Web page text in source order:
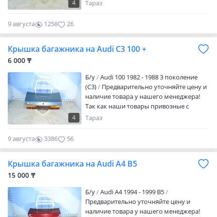
4
перерывом на обед. Без выходных. Вы
можете отправить фото нужной Вам
Тараз
Тараз
9 августа 1258 26
Крышка багажника на Audi C3 100 +
6 000 ₸
4
Б/y
Audi 100 1982 - 1988 3 поколение
(C3)
Предварительно уточняйте цену и
наличие товара у нашего менеджера!
Так как наши товары привозные с
Европы и Японии цены меняются с
9: 00-19: 00 с перерывом на обед. Без
выходных. Вы можете отправить фото
"Megarazbor307" г. Тараз
Тараз
9 августа 3386 56
Крышка багажника на Audi A4 B5
15 000 ₸
Б/y
Audi A4 1994 - 1999 B5
Предварительно уточняйте цену и
наличие товара у нашего менеджера!